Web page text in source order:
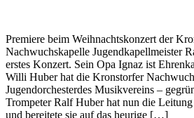
Premiere beim Weihnachtskonzert der
Nachwuchskapelle Jugendkapellmeister
erstes Konzert. Sein Opa Ignaz ist
Willi Huber hat die Kronstorfer
Jugendorchesterdes Musikvereins –
Trompeter Ralf Huber hat nun die
und bereitete sie auf das heurige […]